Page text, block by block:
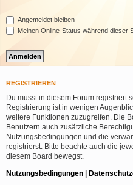
Angemeldet bleiben
Meinen Online-Status während dieser
REGISTRIEREN
Du musst in diesem Forum registriert
Registrierung ist in wenigen
weitere Funktionen zuzugreifen. Die
Benutzern auch zusätzliche
Nutzungsbedingungen und die
registrierst. Bitte beachte auch die
diesem Board bewegst.
Nutzungsbedingungen |